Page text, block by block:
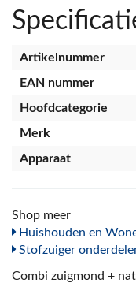
Artikelnummer
EAN nummer
Hoofdcategorie
Merk
Apparaat
Shop meer
Huishouden en
Stofzuiger
Combi zuigmond +